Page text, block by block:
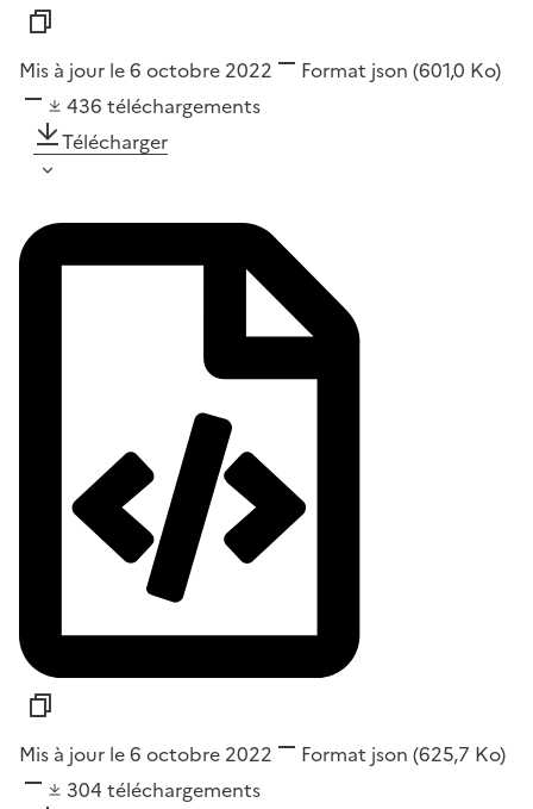
Mis à jour le 6 octobre 2022 Format json (601,0 Ko)
436 téléchargements
Télécharger
Mis à jour le 6 octobre 2022 Format json (625,7 Ko)
304 téléchargements